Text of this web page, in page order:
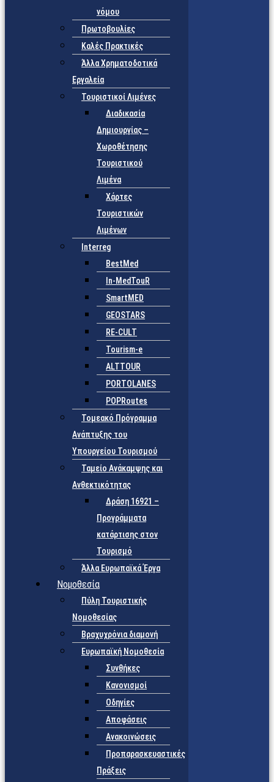
νόμου
Πρωτοβουλίες
Καλές Πρακτικές
Άλλα Χρηματοδοτικά
Εργαλεία
Τουριστικοί Λιμένες
Διαδικασία
Δημιουργίας –
Χωροθέτησης
Τουριστικού
Λιμένα
Χάρτες
Τουριστικών
Λιμένων
Interreg
BestMed
In-MedTouR
SmartMED
GEOSTARS
RE-CULT
Tourism-e
ALTTOUR
PORTOLANES
POPRoutes
Τομεακό Πρόγραμμα
Ανάπτυξης του
Υπουργείου Τουρισμού
Ταμείο Ανάκαμψης και
Ανθεκτικότητας
Δράση 16921 –
Προγράμματα
κατάρτισης στον
Τουρισμό
Άλλα Ευρωπαϊκά Έργα
Νομοθεσία
Πύλη Τουριστικής
Νομοθεσίας
Βραχυχρόνια διαμονή
Ευρωπαϊκή Νομοθεσία
Συνθήκες
Κανονισμοί
Οδηγίες
Αποφάσεις
Ανακοινώσεις
Προπαρασκευαστικές
Πράξεις